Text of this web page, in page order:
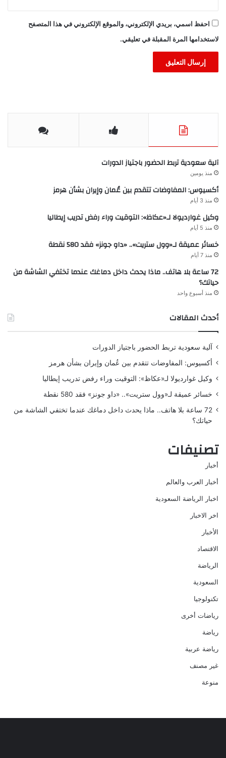
احفظ اسمي، بريدي الإلكتروني، والموقع الإلكتروني في هذا المتصفح
لاستخدامها المرة المقبلة في تعليقي.
آلية سعودية تربط الحضور باجتياز الدورات
منذ يومين
أكسيوس: المفاوضات تتقدم بين عُمان وإيران بشأن هرمز
منذ 3 أيام
وكيل غوارديولا لـ«عكاظ»: التوقيت وراء رفض تدريب إيطاليا
منذ 5 أيام
خسائر عميقة لـ«وول ستريت».. «داو جونز» فقد 580 نقطة
منذ 7 أيام
72 ساعة بلا هاتف.. ماذا يحدث داخل دماغك عندما تختفي الشاشة من
حياتك؟
منذ أسبوع واحد
أحدث المقالات
آلية سعودية تربط الحضور باجتياز الدورات
أكسيوس: المفاوضات تتقدم بين عُمان وإيران بشأن هرمز
وكيل غوارديولا لـ«عكاظ»: التوقيت وراء رفض تدريب إيطاليا
خسائر عميقة لـ«وول ستريت».. «داو جونز» فقد 580 نقطة
72 ساعة بلا هاتف.. ماذا يحدث داخل دماغك عندما تختفي الشاشة من
حياتك؟
تصنيفات
أخبار
أخبار العرب والعالم
اخبار الرياضة السعودية
اخر الاخبار
الأخبار
الاقتصاد
الرياضة
السعودية
تكنولوجيا
رياضات أخرى
رياضة
رياضة عربية
غير مصنف
منوعة